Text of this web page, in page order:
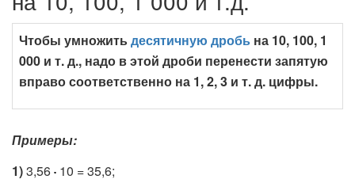
Чтобы умножитьдесятичную дробь на 10, 100, 1
000 и т. д., надо в этой дроби перенести запятую
вправо соответственно на 1, 2, 3 и т. д. цифры.
Примеры:
1)3,56 10 = 35,6;